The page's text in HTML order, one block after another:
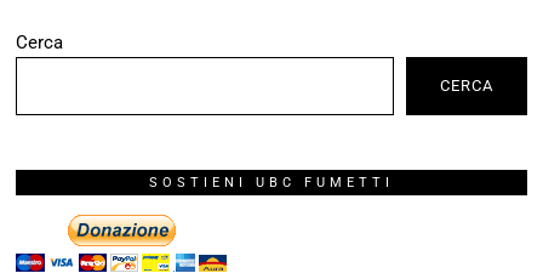
Cerca
CERCA
SOSTIENI UBC FUMETTI